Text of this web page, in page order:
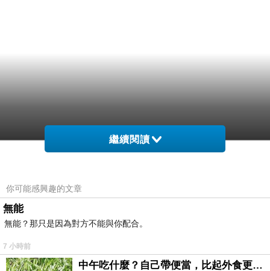
ADIDAS的價差最大
，最好買
繼續閱讀
你可能感興趣的文章
無能
無能？那只是因為對方不能與你配合。
7 小時前
中午吃什麼？自己帶便當，比起外食更健康-夏季日常。(舞動馬尾廚房)